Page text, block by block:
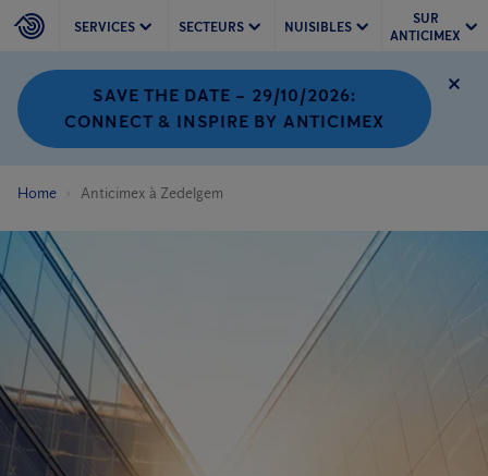
SERVICES SECTEURS NUISIBLES
SUR
ANTICIMEX
SAVE THE DATE – 29/10/2026:
CONNECT & INSPIRE BY ANTICIMEX
Home Anticimex à Zedelgem